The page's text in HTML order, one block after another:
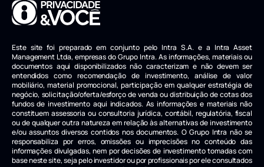
Este site foi preparado em conjunto pelo Intra S.A. e a Intra Asset
Management Ltda, empresas do Grupo Intra. As informações, materiais ou
documentos aqui disponibilizados não caracterizam e não devem ser
entendidos como recomendação de investimento, análise de valor
mobiliário, material promocional, participação em qualquer estratégia de
negócio, solicitação/oferta/esforço de venda ou distribuição de cotas dos
fundos de investimento aqui indicados. As informações e materiais não
constituem assessoria ou consultoria jurídica, contábil, regulatória, fiscal
ou de qualquer outra natureza em relação às alternativas de investimento
e/ou assuntos diversos contidos nos documentos. O Grupo Intra não se
responsabiliza por erros, omissões ou imprecisões no conteúdo das
informações divulgadas, nem por decisões de investimento tomadas com
base neste site, seja pelo investidor ou por profissionais por ele consultados